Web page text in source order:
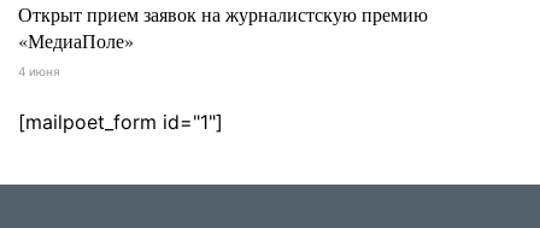
Открыт прием заявок на журналистскую премию
«МедиаПоле»
4 июня
[mailpoet_form id="1"]